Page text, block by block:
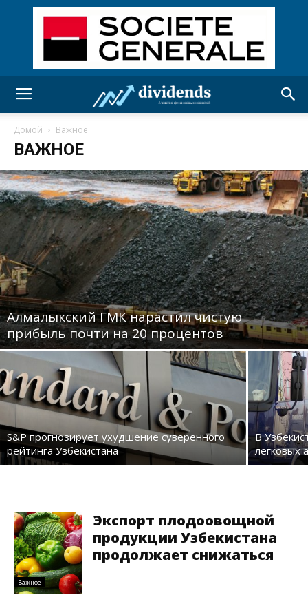
Домой Важное
ВАЖНОЕ
Алмалыкский ГМК нарастил чистую
прибыль почти на 20 процентов
S&P прогнозирует ухудшение суверенного
рейтинга Узбекистана
В
легковых
Важное
Экспорт плодоовощной
продукции Узбекистана
продолжает снижаться